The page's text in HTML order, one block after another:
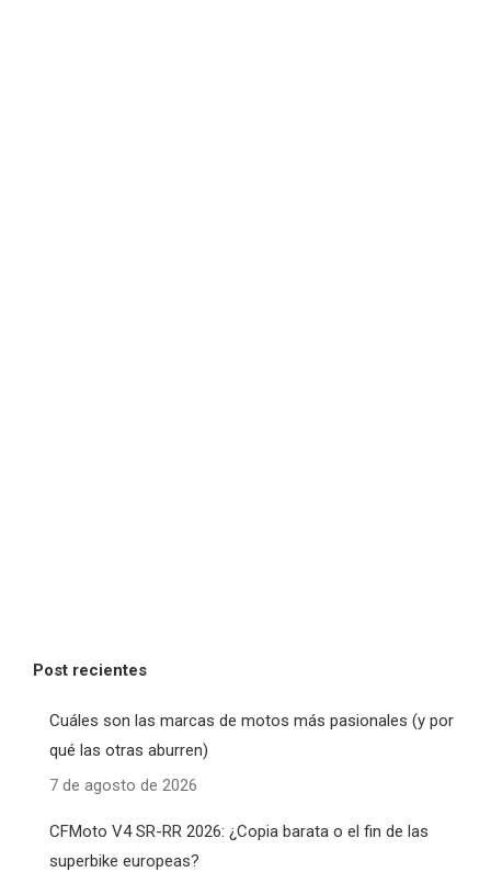
Post recientes
Cuáles son las marcas de motos más pasionales (y por
qué las otras aburren)
7 de agosto de 2026
CFMoto V4 SR-RR 2026: ¿Copia barata o el fin de las
superbike europeas?